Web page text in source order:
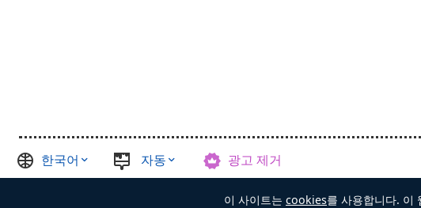
한국어 자동 광고 제거
이 사이트는 cookies를 사용합니다. 이